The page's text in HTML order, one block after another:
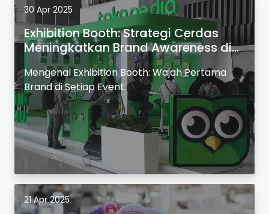
30 Apr 2025
Exhibition Booth: Strategi Cerdas
Meningkatkan Brand Awareness di
Event.
Mengenal Exhibition Booth: Wajah Pertama
Brand di Setiap Event.
21 Apr 2025